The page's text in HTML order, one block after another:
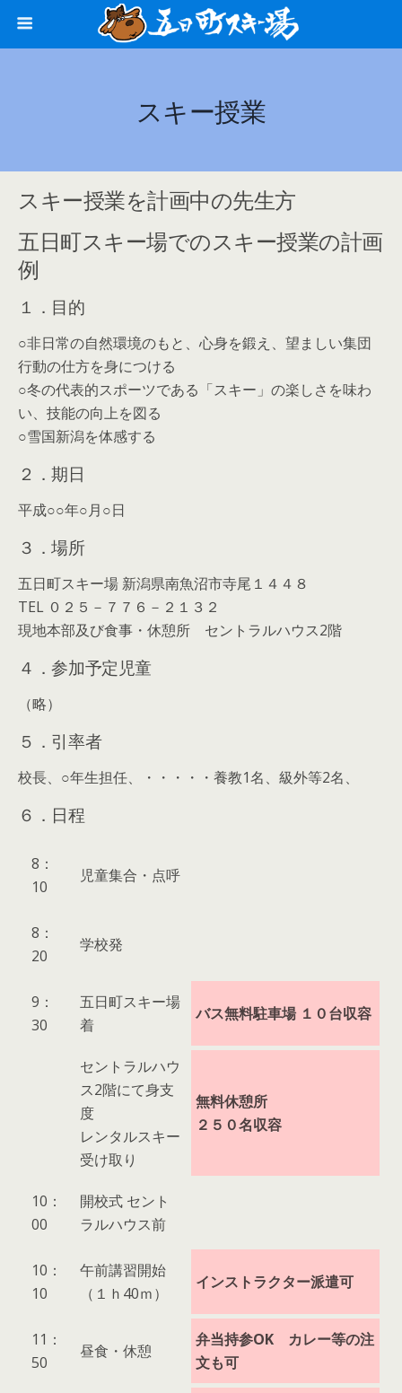
スキー授業
スキー授業を計画中の先生方
五日町スキー場でのスキー授業の計画
例
１．目的
○非日常の自然環境のもと、心身を鍛え、望ましい集団
行動の仕方を身につける
○冬の代表的スポーツである「スキー」の楽しさを味わ
い、技能の向上を図る
○雪国新潟を体感する
２．期日
平成○○年○月○日
３．場所
五日町スキー場 新潟県南魚沼市寺尾１４４８
TEL ０２５－７７６－２１３２
現地本部及び食事・休憩所 セントラルハウス2階
４．参加予定児童
（略）
５．引率者
校長、○年生担任、・・・・・養教1名、級外等2名、
６．日程
8：
10
児童集合・点呼
8：
20
学校発
9：
30
五日町スキー場
着
バス無料駐車場 １０台収容
セントラルハウ
ス2階にて身支
度
レンタルスキー
受け取り
無料休憩所
２５０名収容
10：
00
開校式 セント
ラルハウス前
10：
10
午前講習開始
（１ｈ40ｍ）
インストラクター派遣可
11：
50
昼食・休憩
弁当持参OK カレー等の注
文も可